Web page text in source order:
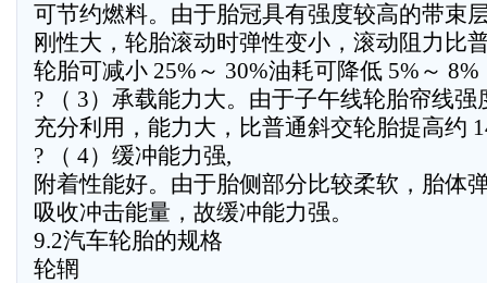
可节约燃料。由于胎冠具有强度较高的带束
刚性大，轮胎滚动时弹性变小，滚动阻力比
轮胎可减小 25%～ 30%油耗可降低 5%～ 8%
? （ 3）承载能力大。由于子午线轮胎帘线强
充分利用，能力大，比普通斜交轮胎提高约
? （ 4）缓冲能力强,
附着性能好。由于胎侧部分比较柔软，胎体
吸收冲击能量，故缓冲能力强。
9.2汽车轮胎的规格
轮辋